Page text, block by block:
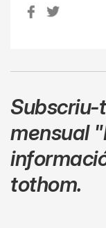
mensual
tothom.